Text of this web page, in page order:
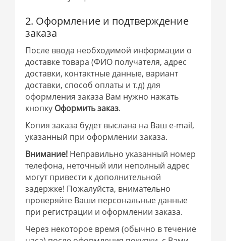
2. Оформление и подтверждение
заказа
После ввода необходимой информации о
доставке товара (ФИО получателя, адрес
доставки, контактные данные, вариант
доставки, способ оплаты и т.д) для
оформления заказа Вам нужно нажать
кнопку Оформить заказ.
Копия заказа будет выслана на Ваш e-mail,
указанный при оформлении заказа.
Внимание! Неправильно указанный номер
телефона, неточный или неполный адрес
могут привести к дополнительной
задержке! Пожалуйста, внимательно
проверяйте Ваши персональные данные
при регистрации и оформлении заказа.
Через некоторое время (обычно в течение